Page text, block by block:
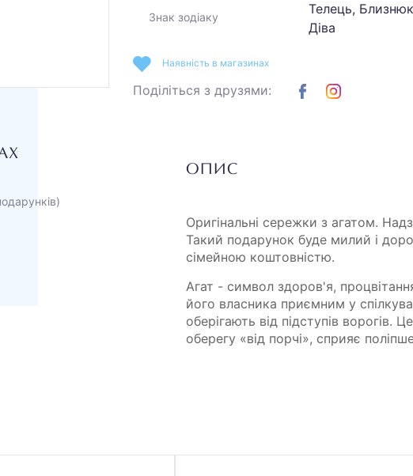
Знак зодіаку
Телець,
Діва
Наявність в магазинах
Поділіться з друзями:
ОПИС
Оригінальні сережки з агатом.
Такий подарунок буде милий і
сімейною коштовністю.
Агат - символ здоров'я,
його власника приємним у
оберігають від підступів ворогів.
оберегу «від порчі», сприяє